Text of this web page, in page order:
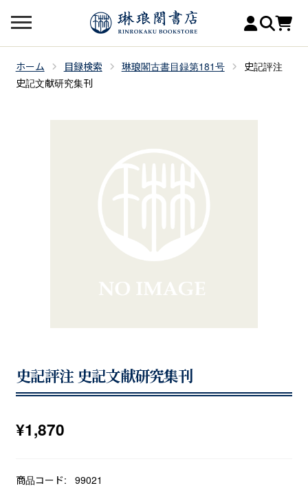
ホーム 目録検索 琳琅閣古書目録第181号
史記評注
史記文献研究集刊
史記評注 史記文献研究集刊
¥1,870
商品コード:
99021